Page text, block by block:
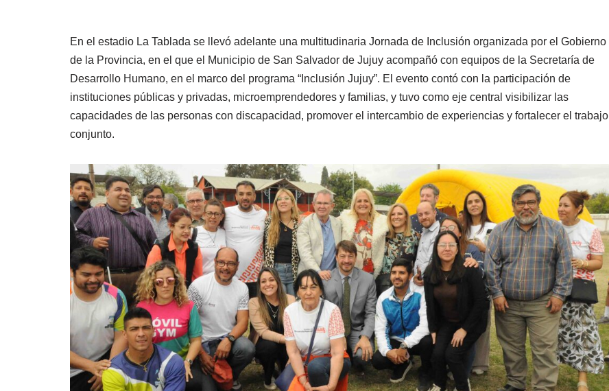
En el estadio La Tablada se llevó adelante una multitudinaria Jornada de Inclusión organizada por el Gobierno
de la Provincia, en el que el Municipio de San Salvador de Jujuy acompañó con equipos de la Secretaría de
Desarrollo Humano, en el marco del programa “Inclusión Jujuy”. El evento contó con la participación de
instituciones públicas y privadas, microemprendedores y familias, y tuvo como eje central visibilizar las
capacidades de las personas con discapacidad, promover el intercambio de experiencias y fortalecer el trabajo
conjunto.